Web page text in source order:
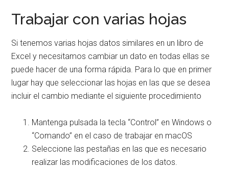
Trabajar con varias hojas
Si tenemos varias hojas datos similares en un libro de
Excel y necesitamos cambiar un dato en todas ellas se
puede hacer de una forma rápida. Para lo que en primer
lugar hay que seleccionar las hojas en las que se desea
incluir el cambio mediante el siguiente procedimiento
Mantenga pulsada la tecla “Control” en Windows o
“Comando” en el caso de trabajar en macOS
Seleccione las pestañas en las que es necesario
realizar las modificaciones de los datos.